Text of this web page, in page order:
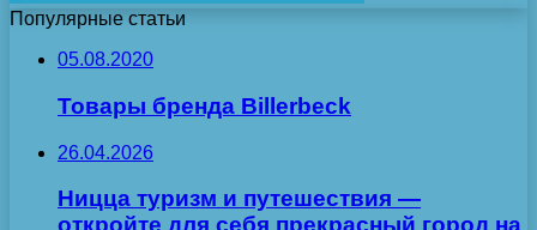
Популярные статьи
05.08.2020
Товары бренда Billerbeck
26.04.2026
Ницца туризм и путешествия —
откройте для себя прекрасный город на